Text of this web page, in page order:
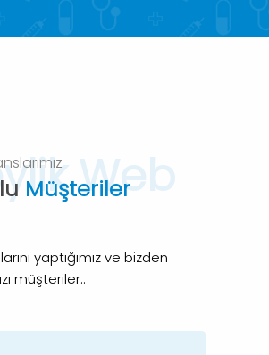
Web
Müşteriler
yaptığımız ve bizden
müşteriler..